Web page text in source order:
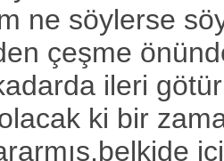
ne söylerse
çeşme
ileri
ki bir